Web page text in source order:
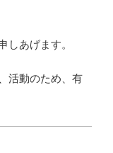
しあげます。
活動のため、有